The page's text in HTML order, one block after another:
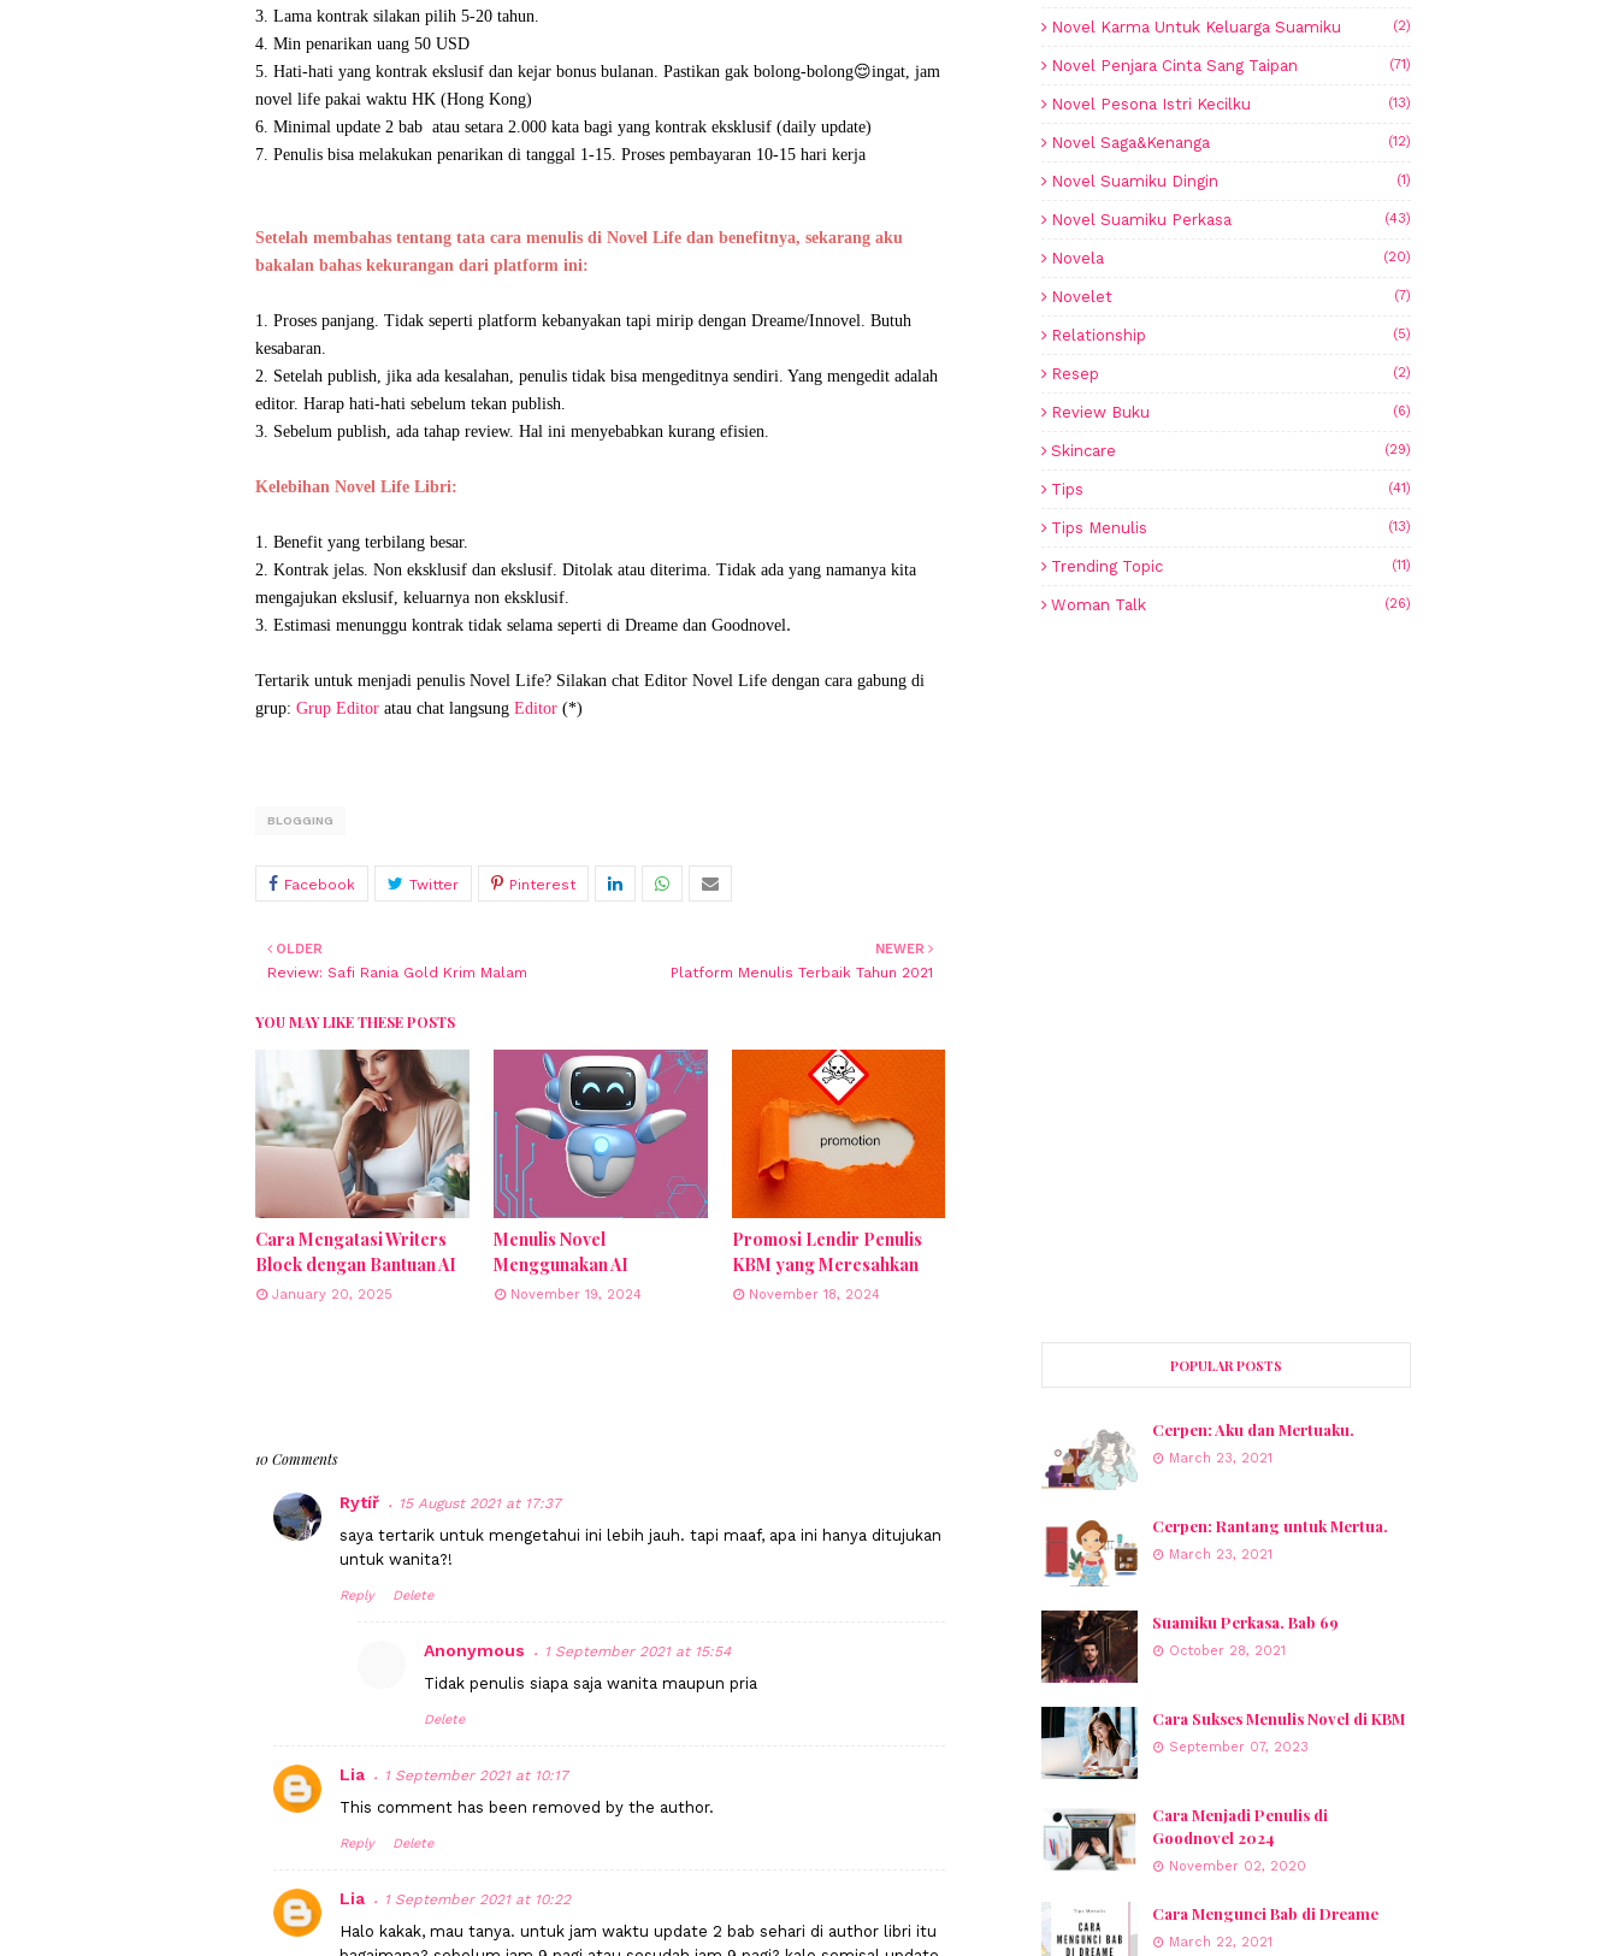
3. Lama kontrak silakan pilih 5-20 tahun.
4. Min penarikan uang 50 USD
5. Hati-hati yang kontrak ekslusif dan kejar bonus bulanan. Pastikan gak bolong-bolong😌ingat, jam
novel life pakai waktu HK (Hong Kong)
6. Minimal update 2 bab atau setara 2.000 kata bagi yang kontrak eksklusif (daily update)
7. Penulis bisa melakukan penarikan di tanggal 1-15. Proses pembayaran 10-15 hari kerja
Setelah membahas tentang tata cara menulis di Novel Life dan benefitnya, sekarang aku
bakalan bahas kekurangan dari platform ini:
1. Proses panjang. Tidak seperti platform kebanyakan tapi mirip dengan Dreame/Innovel. Butuh
kesabaran.
2. Setelah publish, jika ada kesalahan, penulis tidak bisa mengeditnya sendiri. Yang mengedit adalah
editor. Harap hati-hati sebelum tekan publish.
3. Sebelum publish, ada tahap review. Hal ini menyebabkan kurang efisien.
Kelebihan Novel Life Libri:
1. Benefit yang terbilang besar.
2. Kontrak jelas. Non eksklusif dan ekslusif. Ditolak atau diterima. Tidak ada yang namanya kita
mengajukan ekslusif, keluarnya non eksklusif.
3. Estimasi menunggu kontrak tidak selama seperti di Dreame dan Goodnovel.
Tertarik untuk menjadi penulis Novel Life? Silakan chat Editor Novel Life dengan cara gabung di
grup: Grup Editor atau chat langsung Editor (*)
BLOGGING
NEWER
Platform Menulis Terbaik Tahun 2021
OLDER
Review: Safi Rania Gold Krim Malam
YOU MAY LIKE THESE POSTS
Cara Mengatasi Writers
Block dengan Bantuan AI
January 20, 2025
Menulis Novel
Menggunakan AI
November 19, 2024
Promosi Lendir Penulis
KBM yang Meresahkan
November 18, 2024
10 Comments
Rytíř 15 August 2021 at 17:37
saya tertarik untuk mengetahui ini lebih jauh. tapi maaf, apa ini hanya ditujukan
untuk wanita?!
Reply Delete
Anonymous 1 September 2021 at 15:54
Tidak penulis siapa saja wanita maupun pria
Delete
Lia 1 September 2021 at 10:17
This comment has been removed by the author.
Reply Delete
Lia 1 September 2021 at 10:22
Halo kakak, mau tanya. untuk jam waktu update 2 bab sehari di author libri itu
Novel Karma Untuk Keluarga Suamiku (2)
Novel Penjara Cinta Sang Taipan (71)
Novel Pesona Istri Kecilku (13)
Novel Saga&Kenanga (12)
Novel Suamiku Dingin (1)
Novel Suamiku Perkasa (43)
Novela (20)
Novelet (7)
Relationship (5)
Resep (2)
Review Buku (6)
Skincare (29)
Tips (41)
Tips Menulis (13)
Trending Topic (11)
Woman Talk (26)
POPULAR POSTS
Cerpen: Aku dan Mertuaku.
March 23, 2021
Cerpen: Rantang untuk Mertua.
March 23, 2021
Suamiku Perkasa. Bab 69
October 28, 2021
Cara Sukses Menulis Novel di KBM
September 07, 2023
Cara Menjadi Penulis di
Goodnovel 2024
November 02, 2020
Cara Mengunci Bab di Dreame
March 22, 2021